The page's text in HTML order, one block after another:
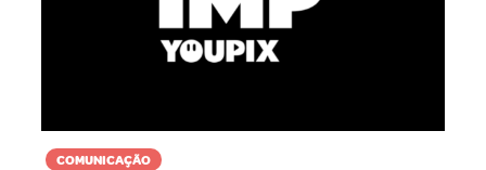
COMUNICAÇÃO